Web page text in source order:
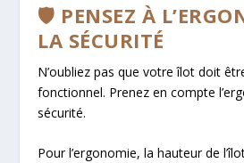
🛡️ PENSEZ À
LA SÉCURITÉ
N’oubliez pas que votre îlot doit
fonctionnel. Prenez en compte
sécurité.
Pour l’ergonomie, la hauteur de